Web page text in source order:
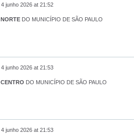
4 junho 2026 at 21:52
NORTE DO MUNICÍPIO DE SÃO PAULO
4 junho 2026 at 21:53
CENTRO DO MUNICÍPIO DE SÃO PAULO
4 junho 2026 at 21:53